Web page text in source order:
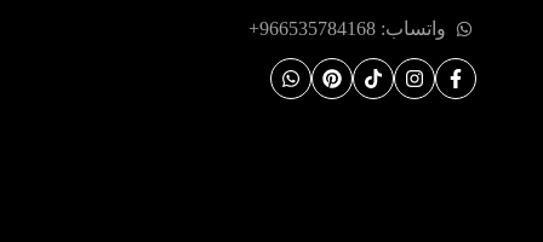
Shiseido
واتساب: 966535784168+